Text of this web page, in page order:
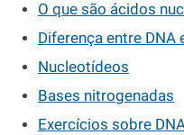
O que são ácidos
Diferença entre DNA
Nucleotídeos
Bases nitrogenadas
Exercícios sobre